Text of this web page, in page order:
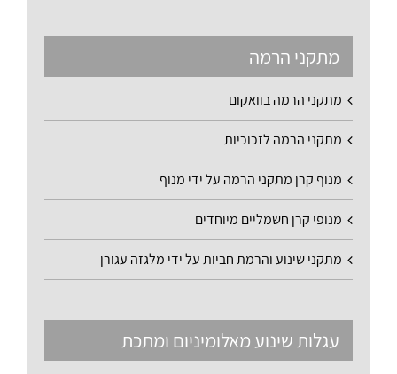
מתקני הרמה
מתקני הרמה בוואקום
מתקני הרמה לזכוכיות
מנוף קרן מתקני הרמה על ידי מנוף
מנופי קרן חשמליים מיוחדים
מתקני שינוע והרמת חביות על ידי מלגזה עגורן
עגלות שינוע מאלומיניום ומתכת